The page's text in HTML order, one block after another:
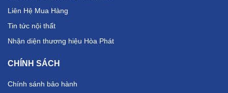
Liên Hệ Mua Hàng
Tin tức nội thất
Nhận diện thương hiệu Hòa Phát
CHÍNH SÁCH
Chính sánh bảo hành